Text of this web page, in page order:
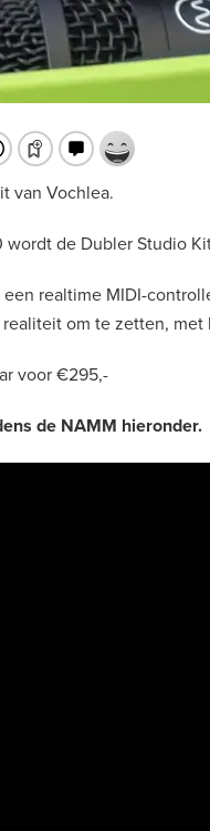
van Vochlea.
de Dubler Studio
realtime MIDI-
om te zetten, met
voor €295,-
de NAMM hieronder.